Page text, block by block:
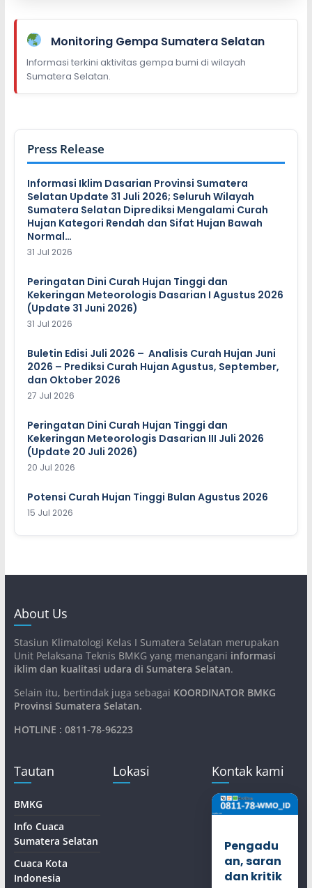
Monitoring Gempa Sumatera Selatan
Informasi terkini aktivitas gempa bumi di wilayah
Sumatera Selatan.
Press Release
Informasi Iklim Dasarian Provinsi Sumatera
Selatan Update 31 Juli 2026; Seluruh Wilayah
Sumatera Selatan Diprediksi Mengalami Curah
Hujan Kategori Rendah dan Sifat Hujan Bawah
Normal…
31 Jul 2026
Peringatan Dini Curah Hujan Tinggi dan
Kekeringan Meteorologis Dasarian I Agustus 2026
(Update 31 Juni 2026)
31 Jul 2026
Buletin Edisi Juli 2026 – Analisis Curah Hujan Juni
2026 – Prediksi Curah Hujan Agustus, September,
dan Oktober 2026
27 Jul 2026
Peringatan Dini Curah Hujan Tinggi dan
Kekeringan Meteorologis Dasarian III Juli 2026
(Update 20 Juli 2026)
20 Jul 2026
Potensi Curah Hujan Tinggi Bulan Agustus 2026
15 Jul 2026
About Us
Stasiun Klimatologi Kelas I Sumatera Selatan merupakan
Unit Pelaksana Teknis BMKG yang menangani informasi
iklim dan kualitasi udara di Sumatera Selatan.
Selain itu, bertindak juga sebagai KOORDINATOR BMKG
Provinsi Sumatera Selatan.
HOTLINE : 0811-78-96223
Tautan
BMKG
Info Cuaca
Sumatera Selatan
Cuaca Kota
Indonesia
Lokasi Kontak kami
Pengadu
an, saran
dan kritik